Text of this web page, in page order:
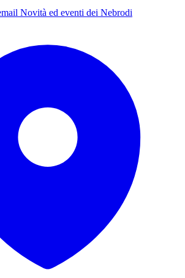
Novità ed eventi dei Nebrodi